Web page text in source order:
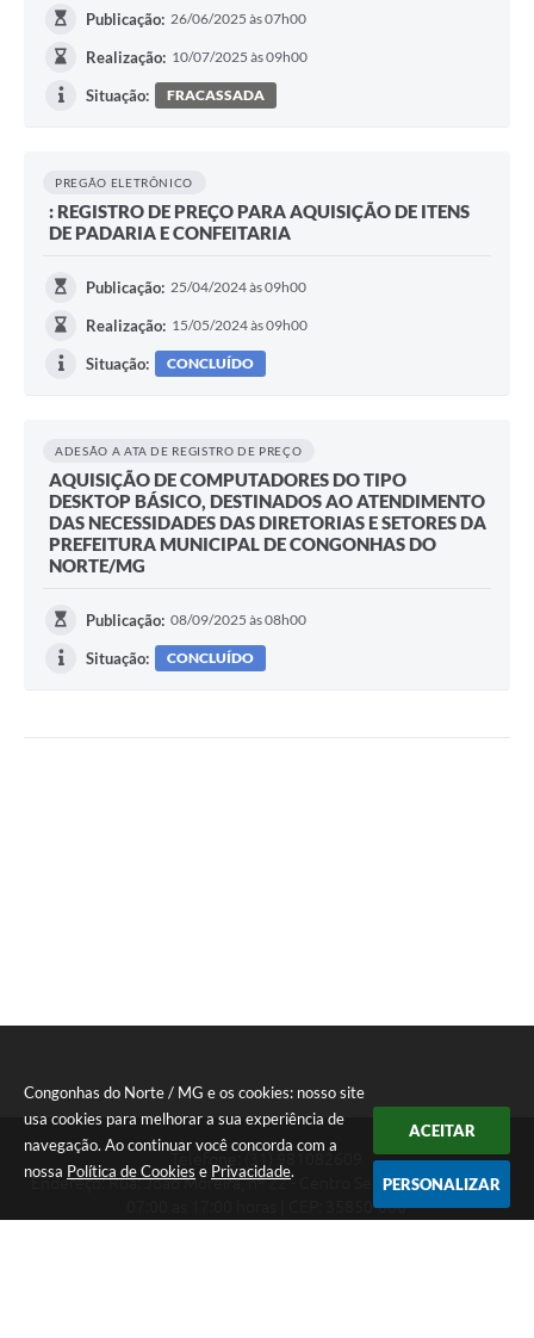
Congonhas do Norte / MG e os cookies: nosso site
usa cookies para melhorar a sua experiência de
navegação. Ao continuar você concorda com a
nossa Política de Cookies e Privacidade.
ACEITAR
PERSONALIZAR
Publicação: 26/06/2025 às 07h00
Realização: 10/07/2025 às 09h00
Situação: FRACASSADA
PREGÃO ELETRÔNICO
: REGISTRO DE PREÇO PARA AQUISIÇÃO DE ITENS
DE PADARIA E CONFEITARIA
Publicação: 25/04/2024 às 09h00
Realização: 15/05/2024 às 09h00
Situação: CONCLUÍDO
ADESÃO A ATA DE REGISTRO DE PREÇO
AQUISIÇÃO DE COMPUTADORES DO TIPO
DESKTOP BÁSICO, DESTINADOS AO ATENDIMENTO
DAS NECESSIDADES DAS DIRETORIAS E SETORES DA
PREFEITURA MUNICIPAL DE CONGONHAS DO
NORTE/MG
Publicação: 08/09/2025 às 08h00
Situação: CONCLUÍDO
Endereço: Rua: João Moreira, nº 22 - Centro Segunda a Sexta das
07:00 as 17:00 horas | CEP: 35850-000